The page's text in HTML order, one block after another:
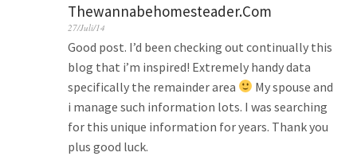
Thewannabehomesteader.Com
27/Juli/14
Good post. I’d been checking out continually this
blog that i’m inspired! Extremely handy data
specifically the remainder area
My spouse and
i manage such information lots. I was searching
for this unique information for years. Thank you
plus good luck.